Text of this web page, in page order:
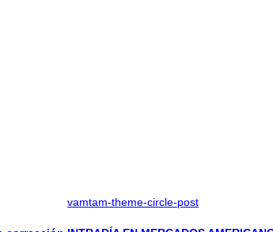
vamtam-theme-circle-post